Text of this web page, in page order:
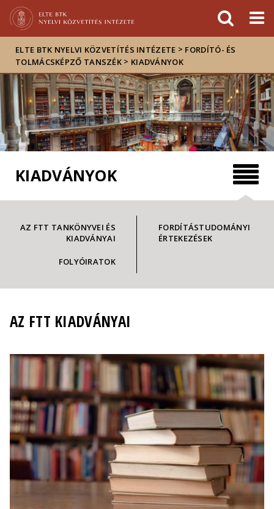
sajtóban
ELTE BTK NYELVI KÖZVETÍTÉS INTÉZETE > FORDÍTÓ- ÉS
TOLMÁCSKÉPZŐ TANSZÉK > KIADVÁNYOK
KIADVÁNYOK
AZ FTT TANKÖNYVEI ÉS
KIADVÁNYAI
FOLYÓIRATOK
FORDÍTÁSTUDOMÁNYI
ÉRTEKEZÉSEK
AZ FTT KIADVÁNYAI